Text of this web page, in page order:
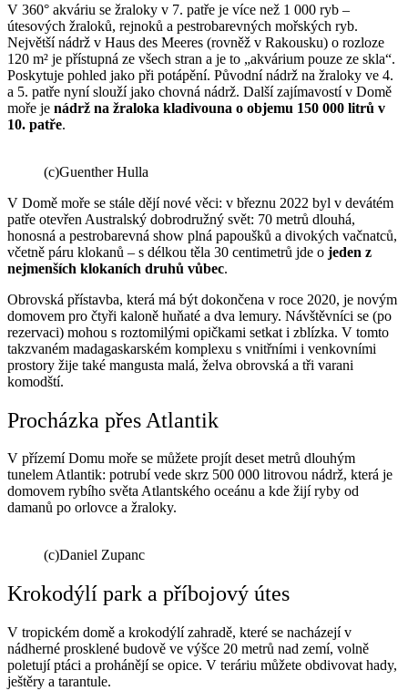
V 360° akváriu se žraloky v 7. patře je více než 1 000 ryb –
útesových žraloků, rejnoků a pestrobarevných mořských ryb.
Největší nádrž v Haus des Meeres (rovněž v Rakousku) o rozloze
120 m² je přístupná ze všech stran a je to „akvárium pouze ze skla“.
Poskytuje pohled jako při potápění. Původní nádrž na žraloky ve 4.
a 5. patře nyní slouží jako chovná nádrž. Další zajímavostí v Domě
moře je nádrž na žraloka kladivouna o objemu 150 000 litrů v
10. patře.
(c)Guenther Hulla
V Domě moře se stále dějí nové věci: v březnu 2022 byl v devátém
patře otevřen Australský dobrodružný svět: 70 metrů dlouhá,
honosná a pestrobarevná show plná papoušků a divokých vačnatců,
včetně páru klokanů – s délkou těla 30 centimetrů jde o jeden z
nejmenších klokaních druhů vůbec.
Obrovská přístavba, která má být dokončena v roce 2020, je novým
domovem pro čtyři kaloně huňaté a dva lemury. Návštěvníci se (po
rezervaci) mohou s roztomilými opičkami setkat i zblízka. V tomto
takzvaném madagaskarském komplexu s vnitřními i venkovními
prostory žije také mangusta malá, želva obrovská a tři varani
komodští.
Procházka přes Atlantik
V přízemí Domu moře se můžete projít deset metrů dlouhým
tunelem Atlantik: potrubí vede skrz 500 000 litrovou nádrž, která je
domovem rybího světa Atlantského oceánu a kde žijí ryby od
damanů po orlovce a žraloky.
(c)Daniel Zupanc
Krokodýlí park a příbojový útes
V tropickém domě a krokodýlí zahradě, které se nacházejí v
nádherné prosklené budově ve výšce 20 metrů nad zemí, volně
poletují ptáci a prohánějí se opice. V teráriu můžete obdivovat hady,
ještěry a tarantule.